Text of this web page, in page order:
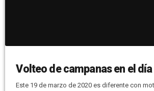
Volteo de campanas en el
Este 19 de marzo de 2020 es diferente con